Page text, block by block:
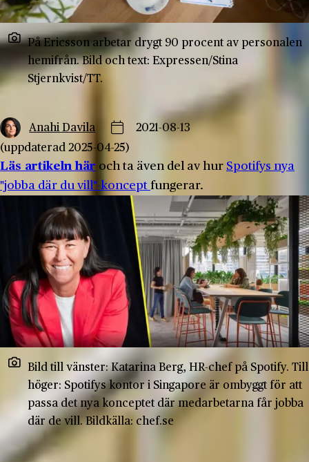
På Ericsson arbetar drygt 90 procent av personalen
hemifrån. Bild och text: Expressen/Stina
Stjernkvist/TT.
Anahi Davila
2021-08-13
(uppdaterad 2025-04-25)
Läs artikeln här och ta även del av hur Spotifys nya
"jobba där du vill"-koncept fungerar.
Bild till vänster: Katarina Berg, HR-chef på Spotify. Till
höger: Spotifys kontor i Singapore är ombyggt för att
passa det nya konceptet där medarbetarna får jobba
där de vill. Bildkälla: chef.se